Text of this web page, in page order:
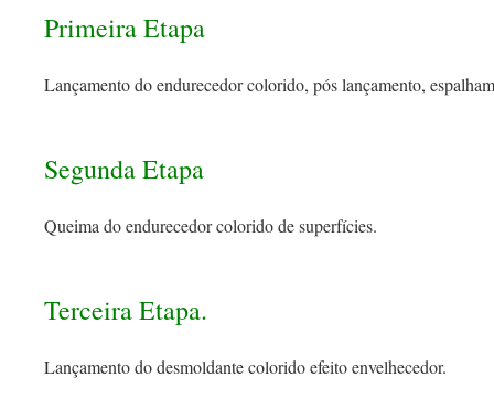
Primeira Etapa
Lançamento do endurecedor colorido, pós lançamento,
Segunda Etapa
Queima do endurecedor colorido de superfícies.
Terceira Etapa.
Lançamento do desmoldante colorido efeito envelhecedor.